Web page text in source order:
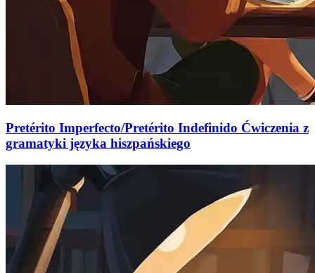
Pretérito Imperfecto/Pretérito Indefinido Ćwiczenia z
gramatyki języka hiszpańskiego